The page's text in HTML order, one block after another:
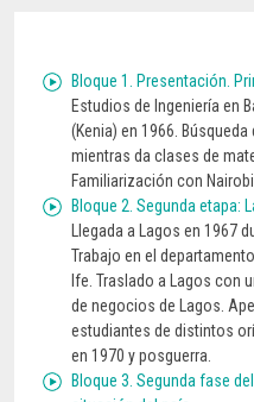
Bloque 1. Presentación.
Estudios de Ingeniería en
(Kenia) en 1966.
mientras da clases de
Familiarización con
Bloque 2. Segunda etapa:
Llegada a Lagos en 1967
Trabajo en el
Ife. Traslado a Lagos con
de negocios de Lagos.
estudiantes de distintos
en 1970 y posguerra.
Bloque 3. Segunda fase